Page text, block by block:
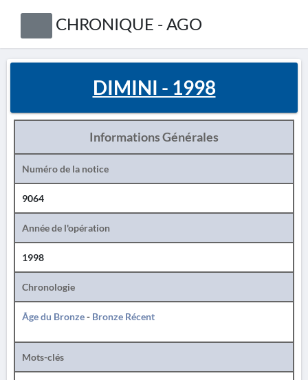
CHRONIQUE - AGO
DIMINI - 1998
Informations Générales
Numéro de la notice
9064
Année de l'opération
1998
Chronologie
Âge du Bronze- Bronze Récent
Mots-clés